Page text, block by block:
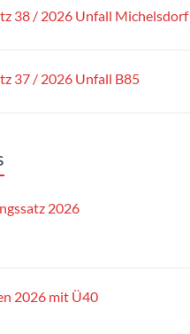
38 / 2026 Unfall Michelsdorf
37 / 2026 Unfall B85
2026
2026 mit Ü40